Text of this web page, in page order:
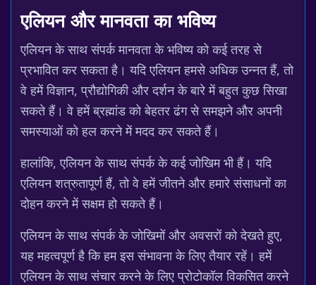
एलियन और मानवता का भविष्य
एलियन के साथ संपर्क मानवता के भविष्य को कई तरह से
प्रभावित कर सकता है। यदि एलियन हमसे अधिक उन्नत हैं, तो
वे हमें विज्ञान, प्रौद्योगिकी और दर्शन के बारे में बहुत कुछ सिखा
सकते हैं। वे हमें ब्रह्मांड को बेहतर ढंग से समझने और अपनी
समस्याओं को हल करने में मदद कर सकते हैं।
हालांकि, एलियन के साथ संपर्क के कई जोखिम भी हैं। यदि
एलियन शत्रुतापूर्ण हैं, तो वे हमें जीतने और हमारे संसाधनों का
दोहन करने में सक्षम हो सकते हैं।
एलियन के साथ संपर्क के जोखिमों और अवसरों को देखते हुए,
यह महत्वपूर्ण है कि हम इस संभावना के लिए तैयार रहें। हमें
एलियन के साथ संचार करने के लिए प्रोटोकॉल विकसित करने